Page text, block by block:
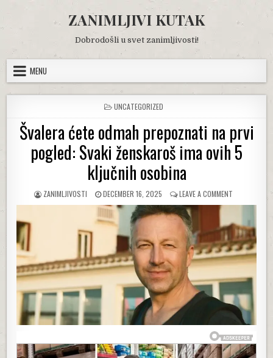
content
ZANIMLJIVI KUTAK
Dobrodošli u svet zanimljivosti!
MENU
POSTED
IN
UNCATEGORIZED
Švalera ćete odmah prepoznati na prvi
pogled: Svaki ženskaroš ima ovih 5
ključnih osobina
AUTHOR:
ZANIMLJIVOSTI
PUBLISHED
DATE:
DECEMBER 16, 2025 LEAVE A COMMENT
ŠVALERA
ODMAH
PREPOZNATI
NA
PRVI
POGLED:
SVAKI
IMA
OVIH
5
KLJUČNIH
OSOBINA